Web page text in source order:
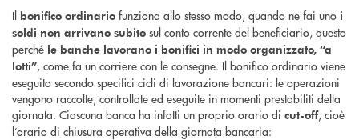
Il bonifico ordinario funziona allo stesso modo, quando ne fai uno i
soldi non arrivano subito sul conto corrente del beneficiario, questo
perché le banche lavorano i bonifici in modo organizzato, “a
lotti”, come fa un corriere con le consegne. Il bonifico ordinario viene
eseguito secondo specifici cicli di lavorazione bancari: le operazioni
vengono raccolte, controllate ed eseguite in momenti prestabiliti della
giornata. Ciascuna banca ha infatti un proprio orario di cut-off, cioè
l’orario di chiusura operativa della giornata bancaria: